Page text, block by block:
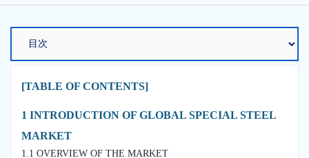
[TABLE OF CONTENTS]
1 INTRODUCTION OF GLOBAL SPECIAL STEEL
MARKET
1.1 OVERVIEW OF THE MARKET